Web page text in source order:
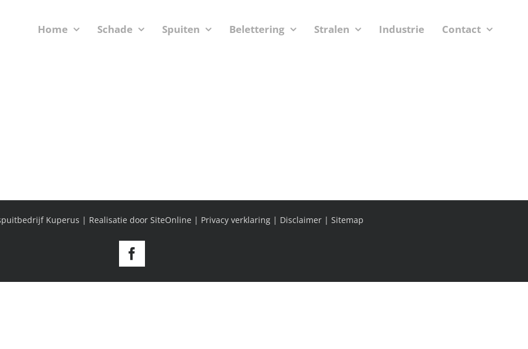
Home Schade Spuiten Belettering Stralen Industrie Contact
Kuperus | Realisatie door SiteOnline | Privacy verklaring | Disclaimer | Sitemap
Facebook